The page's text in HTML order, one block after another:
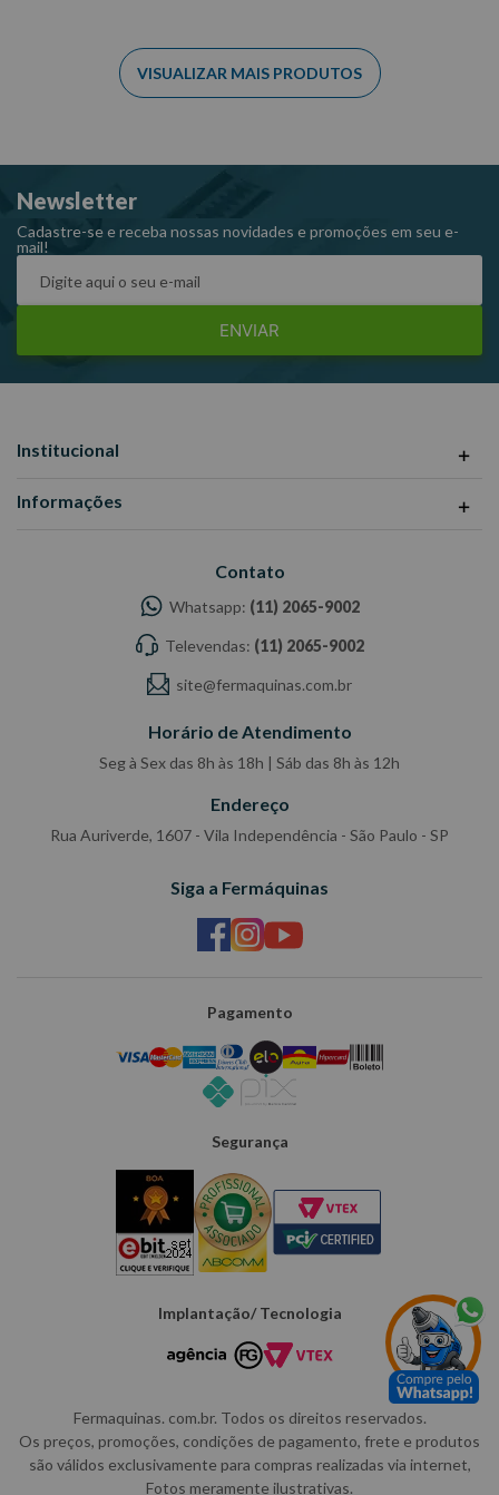
Newsletter
Cadastre-se e receba nossas novidades e promoções em seu e-
mail!
ENVIAR
Institucional
Informações
Contato
Whatsapp: (11) 2065-9002
Televendas: (11) 2065-9002
site@fermaquinas.com.br
Horário de Atendimento
Seg à Sex das 8h às 18h | Sáb das 8h às 12h
Endereço
Rua Auriverde, 1607 - Vila Independência - São Paulo - SP
Siga a Fermáquinas
Pagamento
Segurança
Implantação/ Tecnologia
Fermaquinas. com.br. Todos os direitos reservados.
Os preços, promoções, condições de pagamento, frete e produtos
são válidos exclusivamente para compras realizadas via internet,
Fotos meramente ilustrativas.